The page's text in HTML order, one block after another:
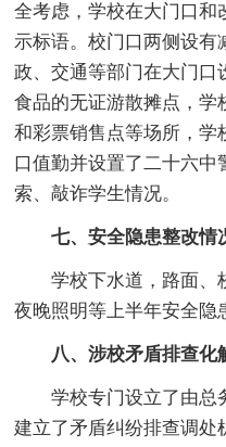
全考虑，学校在大门口和
示标语。校门口两侧设有
政、交通等部门在大门口
食品的无证游散摊点，学
和彩票销售点等场所，学
口值勤并设置了二十六
索、敲诈学生情况。
七、安全隐患整改情
学校下水道，路面、
夜晚照明等上半年安全隐
八、涉校矛盾排查化
学校专门设立了由总
建立了矛盾纠纷排查调处